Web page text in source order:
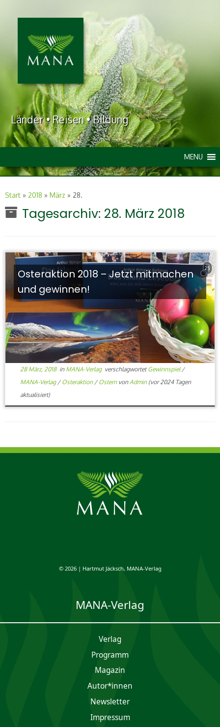
Länder • Reisen • Bildung
MENU
Start » 2018 » März » 28.
Tagesarchiv: 28. März 2018
25
Osteraktion 2018 – Jetzt mitmachen
und gewinnen!
28 März, 2018in MANA-Verlag verschlagwortetGewinnspiel /
MANA-Verlag / Osteraktion / Ostern von Admin(vor 2024 Tagen
aktualisiert)
© 2026 | Hartmut Jäcksch, MANA-Verlag
MANA-Verlag
Verlag
Programm
Magazin
Autor*innen
Newsletter
Impres­sum